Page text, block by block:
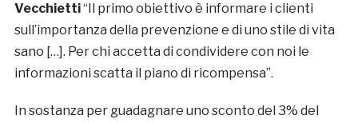
Vecchietti“Il primo obiettivo è informare i clienti
sull’importanza della prevenzione e di uno stile di vita
sano […]. Per chi accetta di condividere con noi le
informazioni scatta il piano di ricompensa”.
In sostanza per guadagnare uno sconto del 3% del